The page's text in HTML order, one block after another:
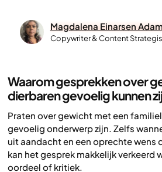
Magdalena Einarsen
Copywriter & Content
Waarom gesprekken over
dierbaren gevoelig kunnen
Praten over gewicht met een
gevoelig onderwerp zijn. Zelfs
uit aandacht en een oprechte wens
kan het gesprek makkelijk verkeerd
oordeel of kritiek.